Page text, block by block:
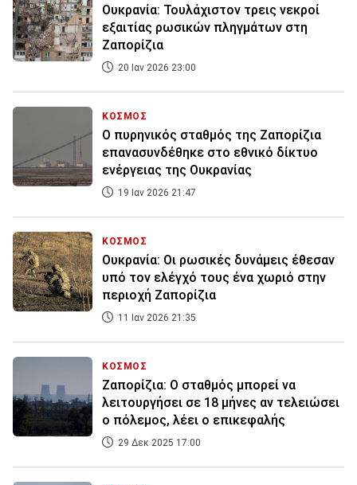
Ουκρανία: Τουλάχιστον τρεις νεκροί
εξαιτίας ρωσικών πληγμάτων στη
Ζαπορίζια
20 Ιαν 2026 23:00
ΚΟΣΜΟΣ
Ο πυρηνικός σταθμός της Ζαπορίζια
επανασυνδέθηκε στο εθνικό δίκτυο
ενέργειας της Ουκρανίας
19 Ιαν 2026 21:47
ΚΟΣΜΟΣ
Ουκρανία: Οι ρωσικές δυνάμεις έθεσαν
υπό τον ελέγχό τους ένα χωριό στην
περιοχή Ζαπορίζια
11 Ιαν 2026 21:35
ΚΟΣΜΟΣ
Ζαπορίζια: Ο σταθμός μπορεί να
λειτουργήσει σε 18 μήνες αν τελειώσει
ο πόλεμος, λέει ο επικεφαλής
29 Δεκ 2025 17:00